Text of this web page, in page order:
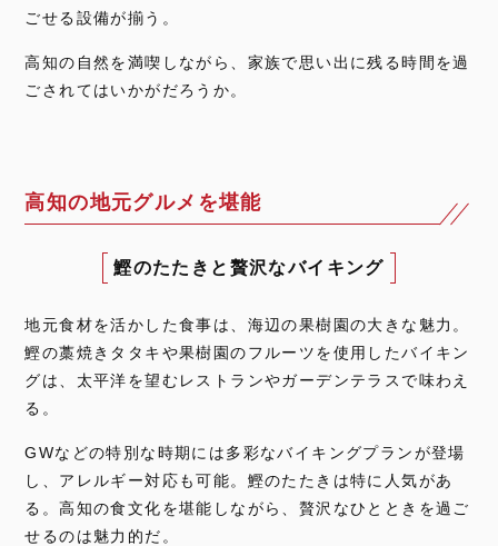
ごせる設備が揃う。
高知の自然を満喫しながら、家族で思い出に残る時間を過
ごされてはいかがだろうか。
高知の地元グルメを堪能
鰹のたたきと贅沢なバイキング
地元食材を活かした食事は、海辺の果樹園の大きな魅力。
鰹の藁焼きタタキや果樹園のフルーツを使用したバイキン
グは、太平洋を望むレストランやガーデンテラスで味わえ
る。
GWなどの特別な時期には多彩なバイキングプランが登場
し、アレルギー対応も可能。鰹のたたきは特に人気があ
る。高知の食文化を堪能しながら、贅沢なひとときを過ご
せるのは魅力的だ。